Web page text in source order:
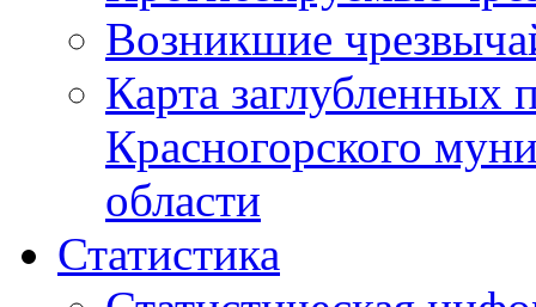
Возникшие
Карта
Красногорского
области
Статистика